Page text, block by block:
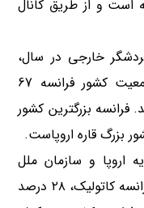
است و از طریق کانال
از ۸۲ میلیون گردشگر خارجی در سال،
اولین کشور توریستی جهان است جمعیت کشور فرانسه 67
فرانسه بزرگترین کشور
بزرگ قاره اروپاست.
اروپا و سازمان ملل
متحد است. حدود ۶۴ درصد از مردم فرانسه کاتولیک، ۲۸ درصد